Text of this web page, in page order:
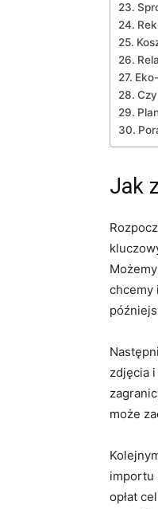
Jak
chcemy
zdjęcia
może
importu
opłat